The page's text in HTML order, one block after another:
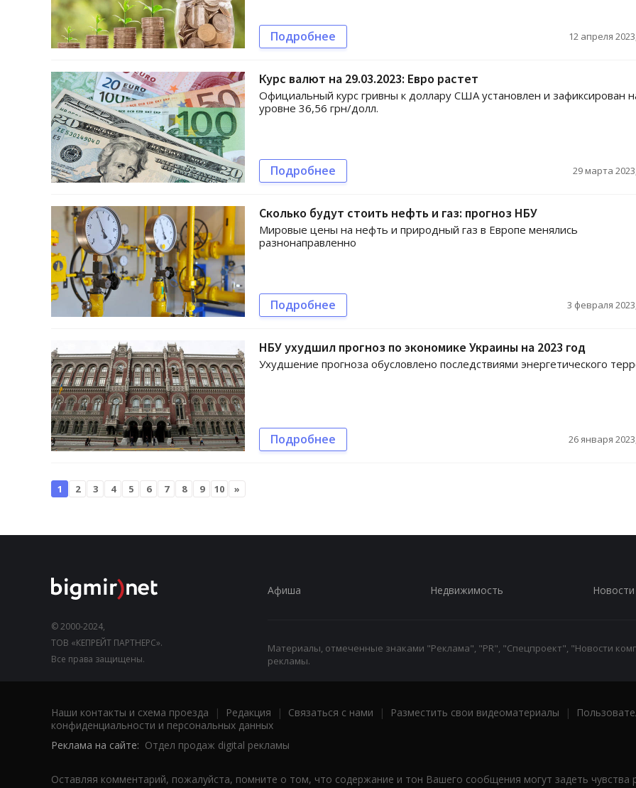
Подробнее 12 апреля
Курс валют на 29.03.2023: Евро растет
Официальный курс гривны к доллару США установлен и зафиксирован
уровне 36,56 грн/долл.
Подробнее 29 марта
Сколько будут стоить нефть и газ: прогноз НБУ
Мировые цены на нефть и природный газ в Европе менялись
разнонаправленно
Подробнее 3 февраля
НБУ ухудшил прогноз по экономике Украины на 2023 год
Ухудшение прогноза обусловлено последствиями энергетического
Подробнее 26 января
1 2 3 4 5 6 7 8 9 10 »
© 2000-2024,
ТОВ «КЕПРЕЙТ ПАРТНЕРС».
Все права защищены.
Афиша Недвижимость Новости
Материалы, отмеченные знаками "Реклама", "PR", "Спецпроект", "Новости
рекламы.
Наши контакты и схема проезда | Редакция | Связаться с нами | Разместить свои видеоматериалы |
конфиденциальности и персональных данных
Реклама на сайте: Отдел продаж digital рекламы
Оставляя комментарий, пожалуйста, помните о том, что содержание и тон Вашего сообщения могут задеть чувства